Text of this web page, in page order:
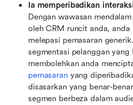
Ia memperibadikan
Dengan wawasan
oleh CRM runcit anda, anda
melepasi pemasaran
segmentasi pelanggan yang
membolehkan anda
pemasaran yang
disasarkan yang benar-
segmen berbeza dalam